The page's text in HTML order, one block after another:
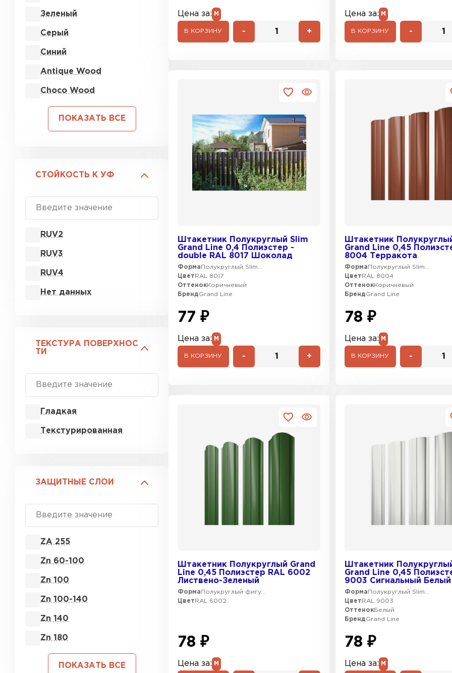
Зеленый
Серый
Синий
Antique Wood
Choco Wood
ПОКАЗАТЬ ВСЕ
СТОЙКОСТЬ К УФ
RUV2
RUV3
RUV4
Нет данных
ТЕКСТУРА ПОВЕРХНОС
ТИ
Гладкая
Текстурированная
ЗАЩИТНЫЕ СЛОИ
ZA 255
Zn 60-100
Zn 100
Zn 100-140
Zn 140
Zn 180
ПОКАЗАТЬ ВСЕ
Цена за: М
В КОРЗИНУ - +
Цена за: М
В КОРЗИНУ -
Штакетник Полукруглый Slim
Grand Line 0,4 Полиэстер -
double RAL 8017 Шоколад
Форма Полукруглый Slim...
Цвет RAL 8017
ОттенокКоричневый
БрендGrand Line
77 ₽
Цена за: М
В КОРЗИНУ - +
Штакетник
Grand Line 0,45
8004 Терракота
Форма Полукруглый Slim...
Цвет RAL 8004
ОттенокКоричневый
БрендGrand Line
78 ₽
Цена за: М
В КОРЗИНУ -
Штакетник Полукруглый Grand
Line 0,45 Полиэстер RAL 6002
Листвено-Зеленый
Форма Полукруглый фигу...
Цвет RAL 6002
78 ₽
Цена за: М
Штакетник
Grand Line 0,45
9003 Сигнальный Белый
Форма Полукруглый Slim...
Цвет RAL 9003
ОттенокБелый
БрендGrand Line
78 ₽
Цена за: М